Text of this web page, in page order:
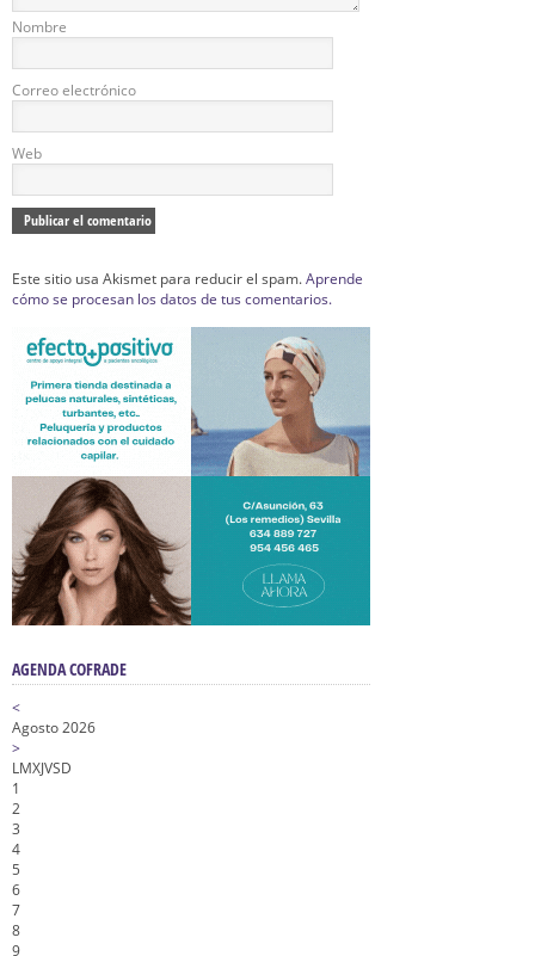
Nombre
Correo electrónico
Web
Este sitio usa Akismet para reducir el spam.Aprende
cómo se procesan los datos de tus comentarios.
AGENDA COFRADE
<
Agosto 2026
>
LMXJVSD
1
2
3
4
5
6
7
8
9